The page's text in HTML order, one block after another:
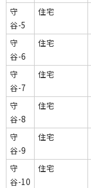
守
谷-5
住宅
守
谷-6
住宅
守
谷-7
住宅
守
谷-8
住宅
守
谷-9
住宅
守
谷-10
住宅